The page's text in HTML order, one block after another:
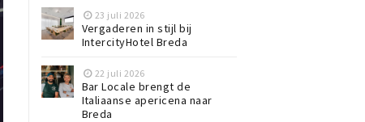
23 juli 2026
Vergaderen in stijl bij
IntercityHotel Breda
22 juli 2026
Bar Locale brengt de
Italiaanse apericena naar
Breda